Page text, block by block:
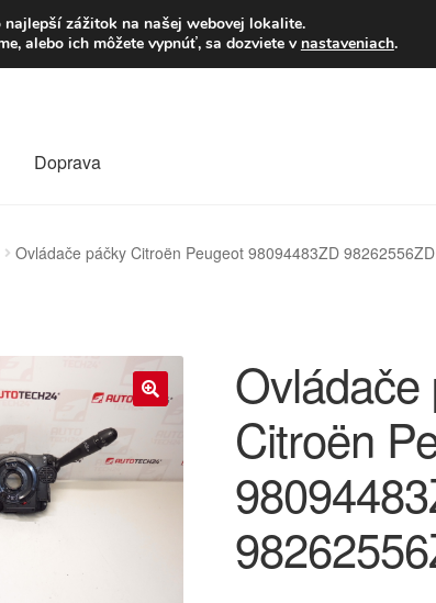
Po–Pi 09:00–16:00 233 221
Doprava
Ovládače páčky Citroën Peugeot 98094483ZD 98262556ZD
Ovládače
Citroën
zážitok na našej webovej lokalite.
alebo ich môžete vypnúť, sa dozviete v nastaveniach.